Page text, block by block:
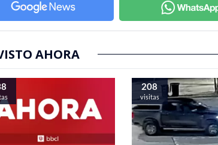
AHORA
208
visitas